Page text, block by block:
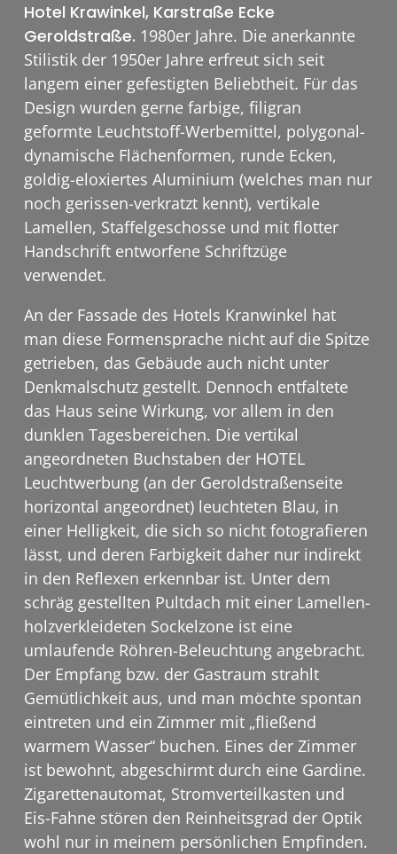
Hotel Krawinkel, Karstraße Ecke
Geroldstraße. 1980er Jahre. Die anerkannte
Stilistik der 1950er Jahre erfreut sich seit
langem einer gefestigten Beliebtheit. Für das
Design wurden gerne farbige, filigran
geformte Leuchtstoff-Werbemittel, polygonal-
dynamische Flächenformen, runde Ecken,
goldig-eloxiertes Aluminium (welches man nur
noch gerissen-verkratzt kennt), vertikale
Lamellen, Staffelgeschosse und mit flotter
Handschrift entworfene Schriftzüge
verwendet.
An der Fassade des Hotels Kranwinkel hat
man diese Formensprache nicht auf die Spitze
getrieben, das Gebäude auch nicht unter
Denkmalschutz gestellt. Dennoch entfaltete
das Haus seine Wirkung, vor allem in den
dunklen Tagesbereichen. Die vertikal
angeordneten Buchstaben der HOTEL
Leuchtwerbung (an der Geroldstraßenseite
horizontal angeordnet) leuchteten Blau, in
einer Helligkeit, die sich so nicht fotografieren
lässt, und deren Farbigkeit daher nur indirekt
in den Reflexen erkennbar ist. Unter dem
schräg gestellten Pultdach mit einer Lamellen-
holzverkleideten Sockelzone ist eine
umlaufende Röhren-Beleuchtung angebracht.
Der Empfang bzw. der Gastraum strahlt
Gemütlichkeit aus, und man möchte spontan
eintreten und ein Zimmer mit „fließend
warmem Wasser“ buchen. Eines der Zimmer
ist bewohnt, abgeschirmt durch eine Gardine.
Zigarettenautomat, Stromverteilkasten und
Eis-Fahne stören den Reinheitsgrad der Optik
wohl nur in meinem persönlichen Empfinden.